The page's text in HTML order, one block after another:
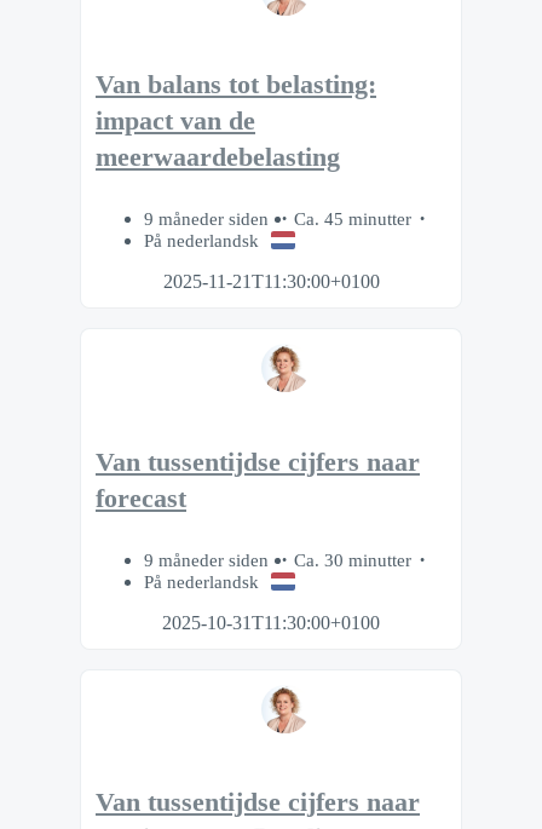
Van balans tot belasting:
impact van de
meerwaardebelasting
9 måneder siden
Ca. 45 minutter
På nederlandsk
2025-11-21T11:30:00+0100
Van tussentijdse cijfers naar
forecast
9 måneder siden
Ca. 30 minutter
På nederlandsk
2025-10-31T11:30:00+0100
Van tussentijdse cijfers naar